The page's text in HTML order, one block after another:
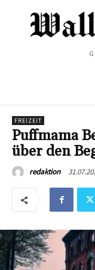
FREIZEIT
Puffmama
über den
redaktion